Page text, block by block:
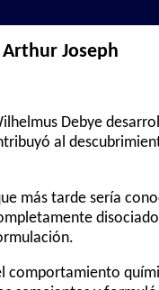
Joseph
Debye
al
más tarde sería
comportamiento